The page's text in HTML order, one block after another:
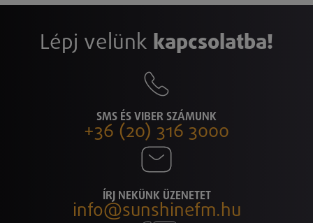
Lépj velünk kapcsolatba!
SMS ÉS VIBER SZÁMUNK
+36 (20) 316 3000
ÍRJ NEKÜNK ÜZENETET
info@sunshinefm.hu